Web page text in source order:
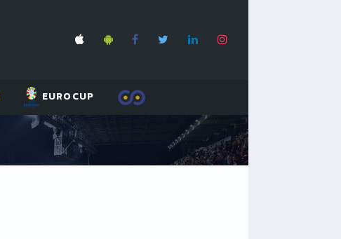
EUROCUP